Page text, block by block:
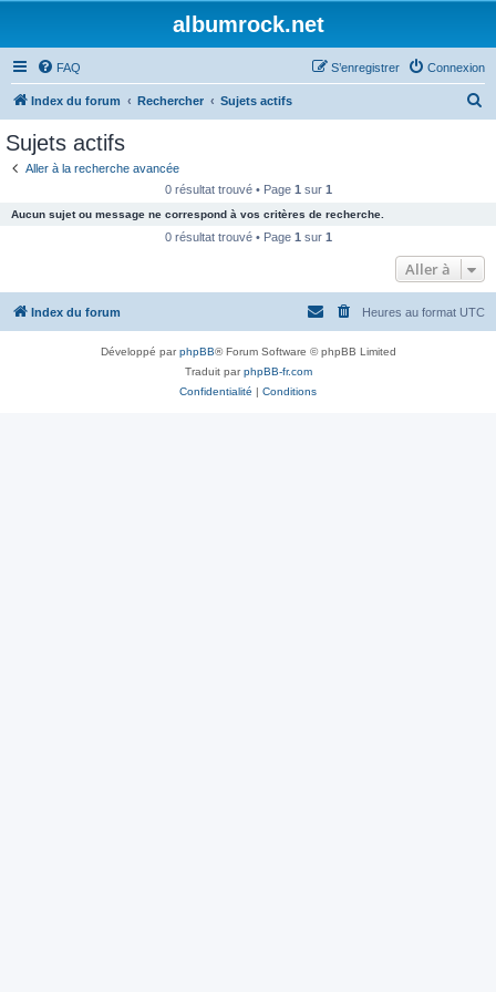
albumrock.net
FAQ Connexion
S’enregistrer
Index du forum Rechercher Sujets actifs
c
e
Sujets actifs
Aller à la recherche avancée
0 résultat trouvé • Page 1 sur 1
Aucun sujet ou message ne correspond à vos critères de recherche.
0 résultat trouvé • Page 1 sur 1
Aller à
Index du forum Heures au format UTC
Développé parphpBB® Forum Software © phpBB Limited
Traduit parphpBB-fr.com
Confidentialité | Conditions